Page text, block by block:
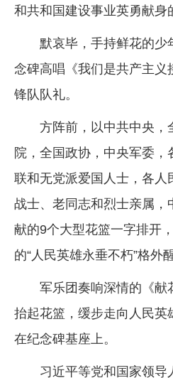
和共和国建设事业英勇献身
默哀毕，手持鲜花的少
念碑高唱《我们是共产主义
锋队队礼。
方阵前，以中共中央，
院，全国政协，中央军委
联和无党派爱国人士，各人
战士、老同志和烈士亲属，
献的9个大型花篮一字排开
的“人民英雄永垂不朽”格外
军乐团奏响深情的《献
抬起花篮，缓步走向人民英
在纪念碑基座上。
习近平等党和国家领导